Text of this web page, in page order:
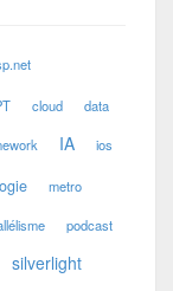
cloud data
IA ios
metro
podcast
silverlight